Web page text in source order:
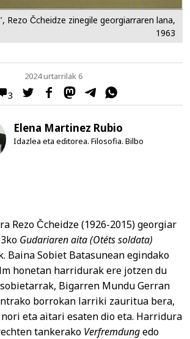
Rezo Čcheidze zinegile georgiarraren lana,
1963
3
2024 urtarrilak 6
Elena Martinez Rubio
Idazlea eta editorea. Filosofia. Bilbo
Rezo Čcheidze (1926-2015) georgiar
Gudariaren aita (Otéts soldata)
Baina Sobiet Batasunean egindako
honetan harridurak ere jotzen du
Bigarren Mundu Gerran
borrokan larriki zauritua bera,
nori eta aitari esaten dio eta. Harridura
tankerako Verfremdungedo